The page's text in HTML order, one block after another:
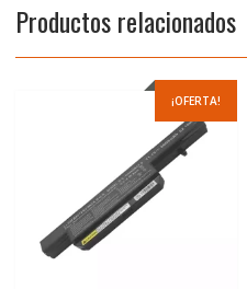
Productos relacionados
¡OFERTA!